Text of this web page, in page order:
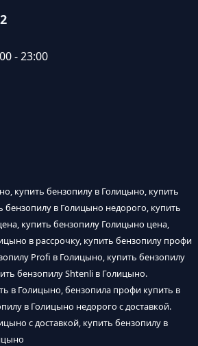
- 23:00
купить бензопилу в Голицыно, купить
бензопилу в Голицыно недорого, купить
купить бензопилу Голицыно цена,
в рассрочку, купить бензопилу профи
Profi в Голицыно, купить бензопилу
бензопилу Shtenli в Голицыно.
в Голицыно, бензопила профи купить в
в Голицыно недорого с доставкой.
с доставкой, купить бензопилу в